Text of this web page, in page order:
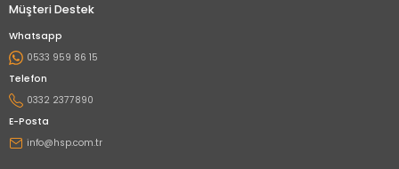
Müşteri Destek
Whatsapp
0533 959 86 15
Telefon
0332 2377890
E-Posta
info@hsp.com.tr